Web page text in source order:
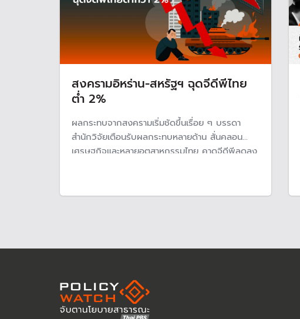
สงครามอิหร่าน-สหรัฐฯ ฉุดจีดีพีไทย
ต่ำ 2%
ผลกระทบจากสงครามเริ่มชัดขึ้นเรื่อย ๆ บรรดา
สำนักวิจัยเตือนรับผลกระทบหลายด้าน สั่นคลอน
เศรษฐกิจและหลายอุตสาหกรรมไทย คาดจีดีพีลดลง